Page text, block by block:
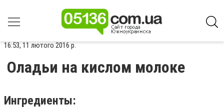
16:53, 11 лютого 2016 р.
Оладьи на кислом молоке
Ингредиенты: